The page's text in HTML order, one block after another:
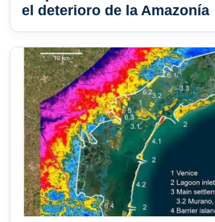
el deterioro de la Amazonía